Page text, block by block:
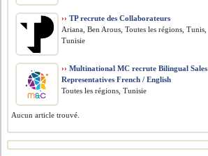
›› TP recrute des Collaborateurs
Ariana, Ben Arous, Toutes les régions, Tunis,
Tunisie
›› Multinational MC recrute Bilingual Sales
Representatives French / English
Toutes les régions, Tunisie
Aucun article trouvé.